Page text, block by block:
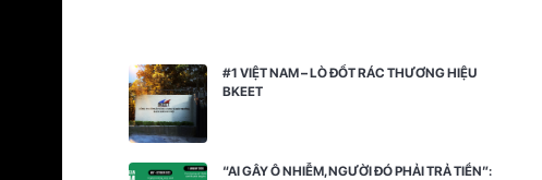
#1 VIỆT NAM – LÒ ĐỐT RÁC THƯƠNG HIỆU
BKEET
“AI GÂY Ô NHIỄM, NGƯỜI ĐÓ PHẢI TRẢ TIỀN”: